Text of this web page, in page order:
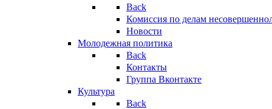
Back
Комиссия по делам
Новости
Молодежная политика
Back
Контакты
Группа Вконтакте
Культура
Back